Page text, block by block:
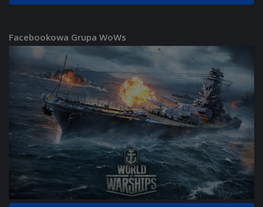
Facebookowa Grupa WoWs